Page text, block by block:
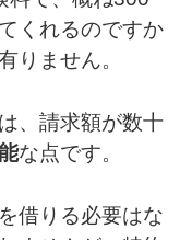
くれるのですか
りません。
、請求額が数十
な点です。
借りる必要はな